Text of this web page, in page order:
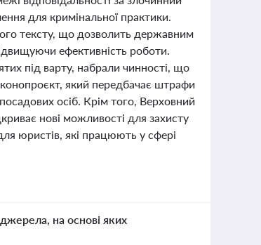
для кримінальної практики.
тексту, що дозволить державним
ефективність роботи.
під варту, набрали чинності, що
який передбачає штрафи
осіб. Крім того, Верховний
нові можливості для захисту
юристів, які працюють у сфері
на основі яких